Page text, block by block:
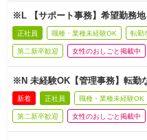
※L 【サポート事務】希望勤務地
正社員 職種・業種未経験OK 転勤
第二新卒歓迎 女性のおしごと掲載中
※N 未経験OK【管理事務】転勤
新着 正社員 職種・業種未経験OK
第二新卒歓迎 女性のおしごと掲載中